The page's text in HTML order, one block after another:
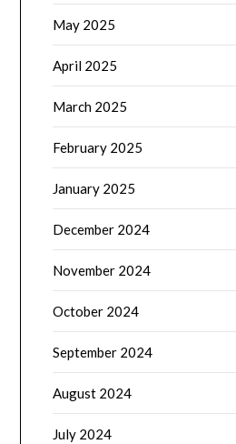
May 2025
April 2025
March 2025
February 2025
January 2025
December 2024
November 2024
October 2024
September 2024
August 2024
July 2024